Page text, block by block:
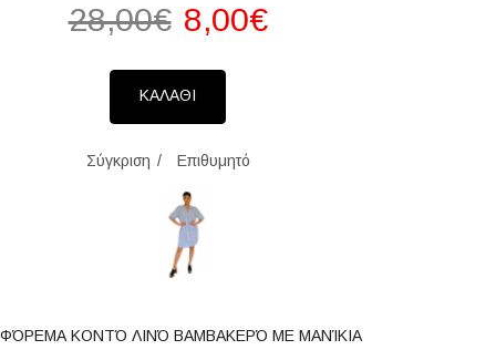
28,00€ 8,00€
ΚΑΛΑΘΙ
Σύγκριση Επιθυμητό
ΦΌΡΕΜΑ ΚΟΝΤΌ ΛΙΝΌ ΒΑΜΒΑΚΕΡΌ ΜΕ ΜΑΝΊΚΙΑ